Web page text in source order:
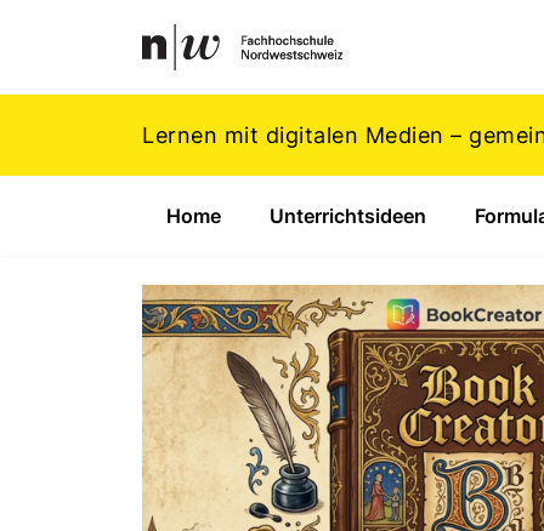
Navigation
Lernen mit digitalen Medien –
Home Unterrichtsideen
Footer